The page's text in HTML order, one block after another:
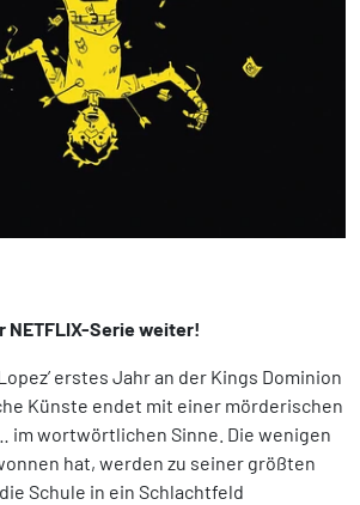
NETFLIX-Serie weiter!
erstes Jahr an der Kings Dominion
Künste endet mit einer mörderischen
im wortwörtlichen Sinne. Die wenigen
hat, werden zu seiner größten
Schule in ein Schlachtfeld